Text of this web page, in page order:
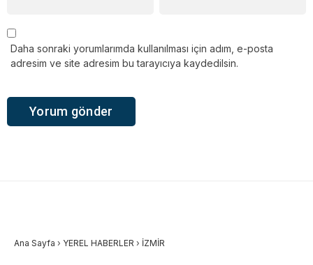
Daha sonraki yorumlarımda kullanılması için adım, e-posta
adresim ve site adresim bu tarayıcıya kaydedilsin.
Ana Sayfa › YEREL HABERLER › İZMİR